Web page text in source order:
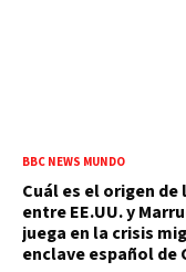
BBC NEWS MUNDO
Cuál es el origen
entre EE.UU. y
juega en la crisis
enclave español de